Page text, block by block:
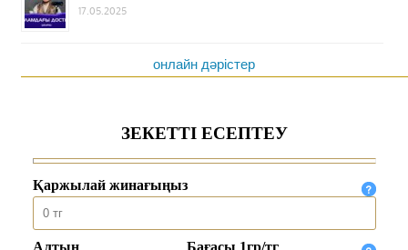
17.05.2025
онлайн дәрістер